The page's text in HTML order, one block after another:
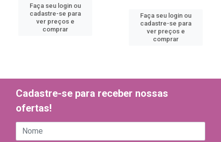
Faça seu login ou
cadastre-se para
ver preços e
comprar
Faça seu login ou
cadastre-se para
ver preços e
comprar
Cadastre-se para receber nossas
ofertas!